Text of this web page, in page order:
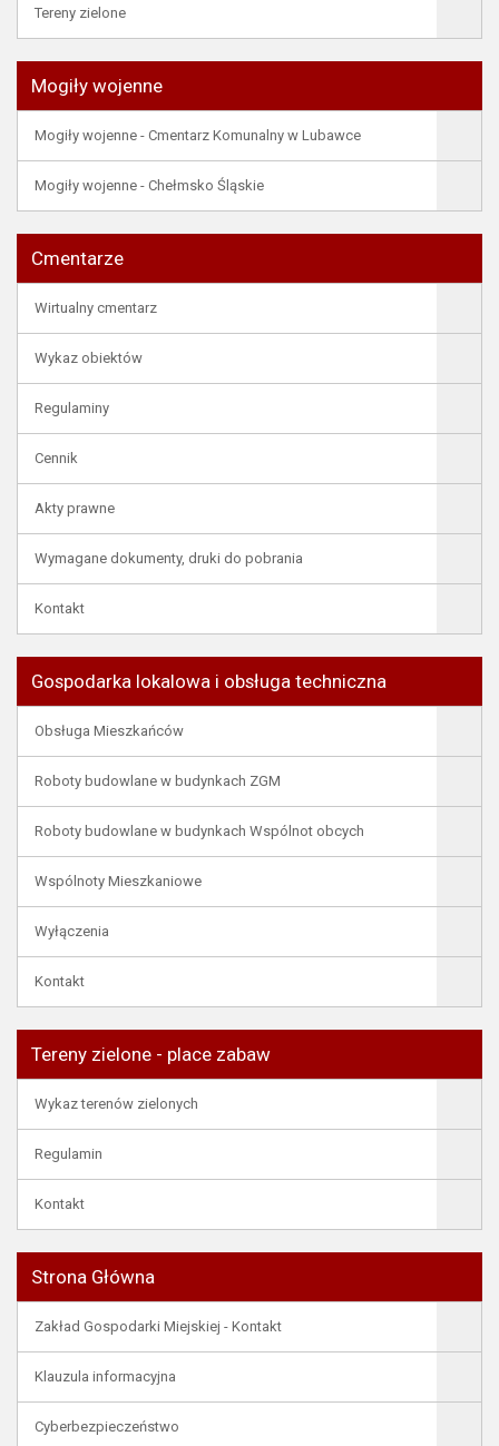
Tereny zielone
Mogiły wojenne
Mogiły wojenne - Cmentarz Komunalny w Lubawce
Mogiły wojenne - Chełmsko Śląskie
Cmentarze
Wirtualny cmentarz
Wykaz obiektów
Regulaminy
Cennik
Akty prawne
Wymagane dokumenty, druki do pobrania
Kontakt
Gospodarka lokalowa i obsługa techniczna
Obsługa Mieszkańców
Roboty budowlane w budynkach ZGM
Roboty budowlane w budynkach Wspólnot obcych
Wspólnoty Mieszkaniowe
Wyłączenia
Kontakt
Tereny zielone - place zabaw
Wykaz terenów zielonych
Regulamin
Kontakt
Strona Główna
Zakład Gospodarki Miejskiej - Kontakt
Klauzula informacyjna
Cyberbezpieczeństwo